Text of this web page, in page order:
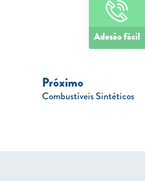
Próximo
Combustíveis Sintéticos
Adesão fácil